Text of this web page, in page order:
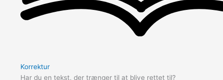
Korrektur
Har du en tekst, der trænger til at blive rettet til?